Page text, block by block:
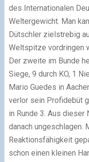
des Internationalen
Weltergewicht. Man
Dütschler zielstrebig
Weltspitze vordringen
Der zweite im Bunde
Siege, 9 durch KO, 1
Mario Guedes in
verlor sein Profidebüt
in Runde 3. Aus dieser
danach ungeschlagen.
Reaktionsfähigkeit
schon einen kleinen